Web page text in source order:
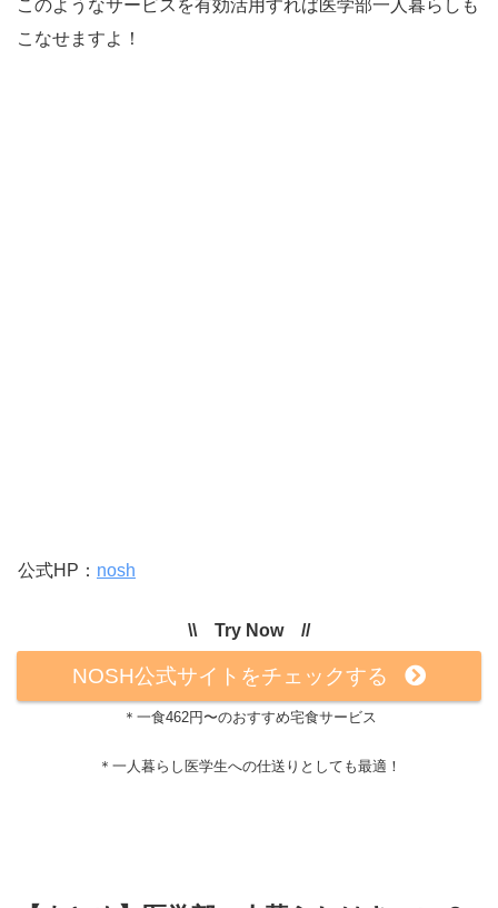
このようなサービスを有効活用すれば医学部一人暮らしも
こなせますよ！
公式HP： nosh
\\ Try Now //
NOSH公式サイトをチェックする
＊一食462円〜のおすすめ宅食サービス
＊一人暮らし医学生への仕送りとしても最適！